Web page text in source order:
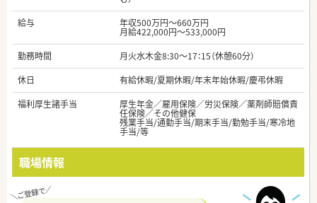
給与
年収500万円～660万円
月給422,000円～533,000円
勤務時間
月火水木金8:30～17：15（休憩60分）
休日
有給休暇/夏期休暇/年末年始休暇/慶弔休暇
福利厚生諸手当
厚生年金／雇用保険／労災保険／薬剤師賠償責
任保険／その他健保
残業手当/通勤手当/期末手当/勤勉手当/寒冷地
手当/等
職場情報